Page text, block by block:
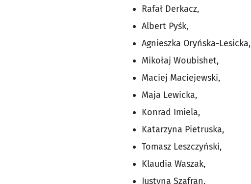
Rafał Derkacz,
Albert Pyśk,
Agnieszka Oryńska-Lesicka,
Mikołaj Woubishet,
Maciej Maciejewski,
Maja Lewicka,
Konrad Imiela,
Katarzyna Pietruska,
Tomasz Leszczyński,
Klaudia Waszak,
Justyna Szafran,